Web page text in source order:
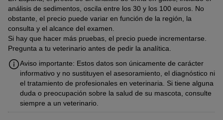
análisis de sedimentos, oscila entre los 30 y los 100 euros. No
obstante, el precio puede variar en función de la región, la
consulta y el alcance del examen.
Si hay que hacer más pruebas, el precio puede incrementarse.
Pregunta a tu veterinario antes de pedir la analítica.
Aviso importante: Estos datos son únicamente de carácter
informativo y no sustituyen el asesoramiento, el diagnóstico ni
el tratamiento de profesionales en veterinaria. Si tiene alguna
duda o preocupación sobre la salud de su mascota, consulte
siempre a un veterinario.